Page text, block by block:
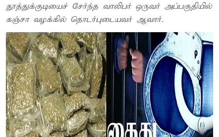
தூத்துக்குடியைச் சேர்ந்த வாலிபர் ஒருவர் அப்பகுதியில்
கஞ்சா வழக்கில் தொடர்புடையவர் ஆவார்.